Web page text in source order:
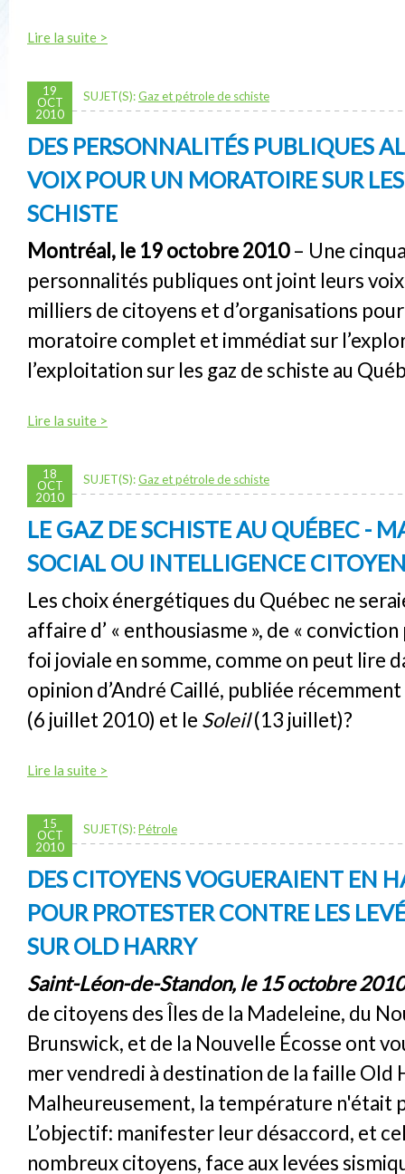
Lire la suite >
19
OCT
2010
SUJET(S):Gaz et pétrole de schiste
DES PERSONNALITÉS PUBLIQUES
VOIX POUR UN MORATOIRE SUR
SCHISTE
Montréal, le 19 octobre 2010– Une
personnalités publiques ont joint leurs
milliers de citoyens et d’organisations
moratoire complet et immédiat sur
l’exploitation sur les gaz de schiste au
Lire la suite >
18
OCT
2010
SUJET(S):Gaz et pétrole de schiste
LE GAZ DE SCHISTE AU QUÉBEC -
SOCIAL OU INTELLIGENCE
Les choix énergétiques du Québec ne
affaire d’ « enthousiasme », de «
foi joviale en somme, comme on peut lire
opinion d’André Caillé, publiée
(6 juillet 2010) et le Soleil(13 juillet)?
Lire la suite >
15
OCT
2010
SUJET(S):Pétrole
DES CITOYENS VOGUERAIENT EN
POUR PROTESTER CONTRE LES
SUR OLD HARRY
Saint-Léon-de-Standon, le 15 octobre 2010
de citoyens des Îles de la Madeleine, du
Brunswick, et de la Nouvelle Écosse ont
mer vendredi à destination de la faille Old
Malheureusement, la température n'était
L’objectif: manifester leur désaccord, et
nombreux citoyens, face aux levées